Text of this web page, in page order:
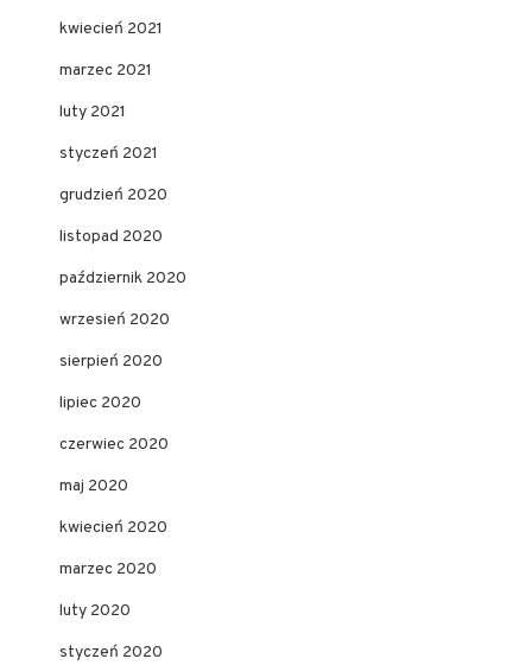
kwiecień 2021
marzec 2021
luty 2021
styczeń 2021
grudzień 2020
listopad 2020
październik 2020
wrzesień 2020
sierpień 2020
lipiec 2020
czerwiec 2020
maj 2020
kwiecień 2020
marzec 2020
luty 2020
styczeń 2020